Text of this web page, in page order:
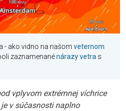
- ako vidno na našom veternom
zaznamenanénárazy vetra s
vplyvom extrémnej víchrice
v súčasnosti naplno